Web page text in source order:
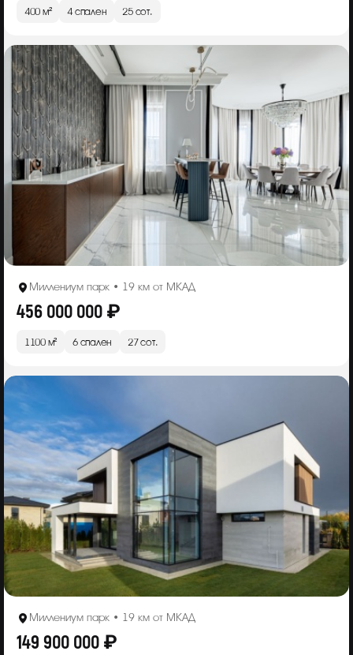
400 м² 4 спален 25 сот.
Миллениум парк • 19 км от МКАД
456 000 000 ₽
1100 м² 6 спален 27 сот.
Миллениум парк • 19 км от МКАД
149 900 000 ₽